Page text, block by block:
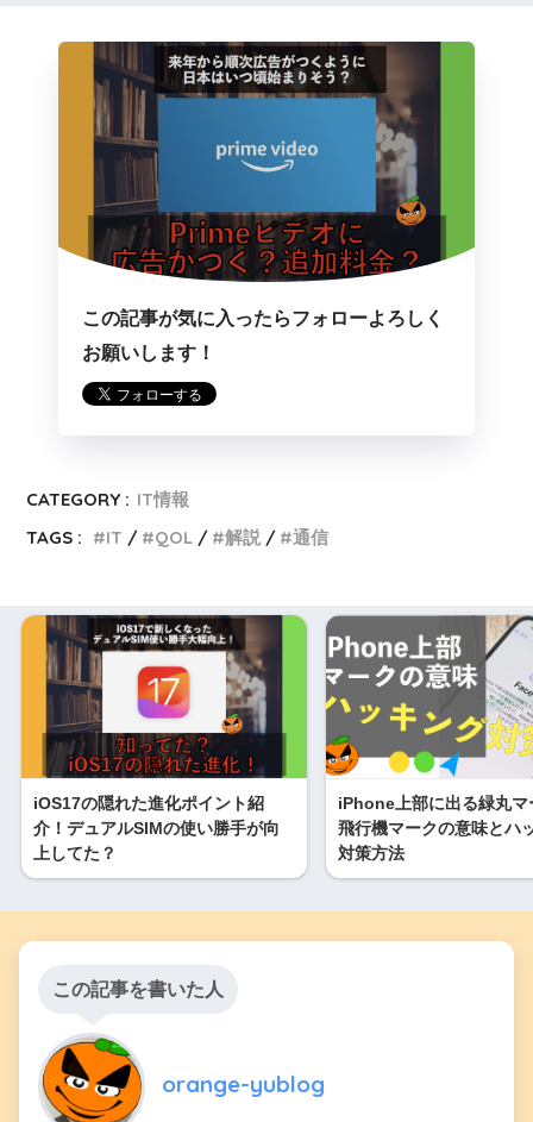
この記事が気に入ったらフォローよろしく
お願いします！
CATEGORY : IT情報
TAGS :
IT QOL 解説 通信
iOS17の隠れた進化ポイント紹
介！デュアルSIMの使い勝手が向
上してた？
iPhone上部に出る緑丸マ
飛行機マークの意味とハ
対策方法
この記事を書いた人
orange-yublog